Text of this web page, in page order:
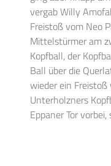
vergab Willy
Freistoß vom Neo
Mittelstürmer am
Kopfball, der
Ball über die
wieder ein
Unterholzners
Eppaner Tor